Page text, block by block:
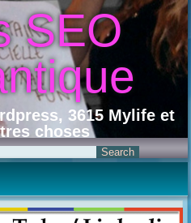
SEO
3615 Mylife et
choses